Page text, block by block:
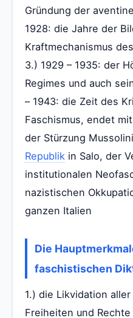
Gründung der
1928: die Jahre der
Kraftmechanismus
3.) 1929 – 1935: der
Regimes und auch
– 1943: die Zeit des
Faschismus, endet
der Stürzung
Republik in Salo, der
institutionalen
nazistischen
ganzen Italien
Die
faschistischen
1.) die Likvidation
Freiheiten und